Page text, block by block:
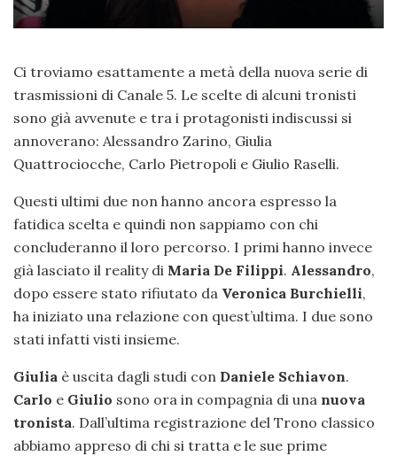
Ci troviamo esattamente a metà della nuova serie di
trasmissioni di Canale 5. Le scelte di alcuni tronisti
sono già avvenute e tra i protagonisti indiscussi si
annoverano: Alessandro Zarino, Giulia
Quattrociocche, Carlo Pietropoli e Giulio Raselli.
Questi ultimi due non hanno ancora espresso la
fatidica scelta e quindi non sappiamo con chi
concluderanno il loro percorso. I primi hanno invece
già lasciato il reality di Maria De Filippi. Alessandro,
dopo essere stato rifiutato da Veronica Burchielli,
ha iniziato una relazione con quest’ultima. I due sono
stati infatti visti insieme.
Giulia è uscita dagli studi con Daniele Schiavon.
Carlo e Giulio sono ora in compagnia di una nuova
tronista. Dall’ultima registrazione del Trono classico
abbiamo appreso di chi si tratta e le sue prime